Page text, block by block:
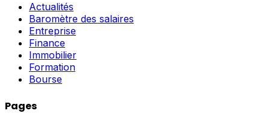
Actualités
Baromètre des salaires
Entreprise
Finance
Immobilier
Formation
Bourse
Pages